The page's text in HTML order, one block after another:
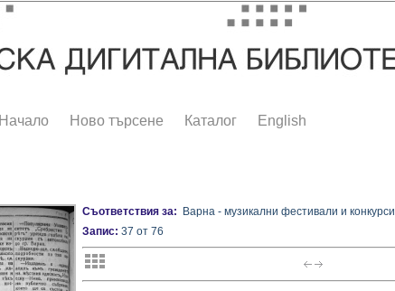
Начало Ново търсене Каталог English
Съответствия за: Варна - музикални фестивали и конкурси
Запис: 37 от 76